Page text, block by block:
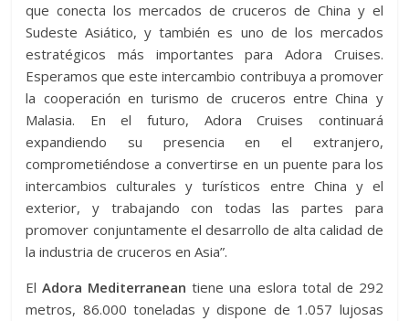
que conecta los mercados de cruceros de China y el
Sudeste Asiático, y también es uno de los mercados
estratégicos más importantes para Adora Cruises.
Esperamos que este intercambio contribuya a promover
la cooperación en turismo de cruceros entre China y
Malasia. En el futuro, Adora Cruises continuará
expandiendo su presencia en el extranjero,
comprometiéndose a convertirse en un puente para los
intercambios culturales y turísticos entre China y el
exterior, y trabajando con todas las partes para
promover conjuntamente el desarrollo de alta calidad de
la industria de cruceros en Asia”.
ElAdora Mediterraneantiene una eslora total de 292
metros, 86.000 toneladas y dispone de 1.057 lujosas